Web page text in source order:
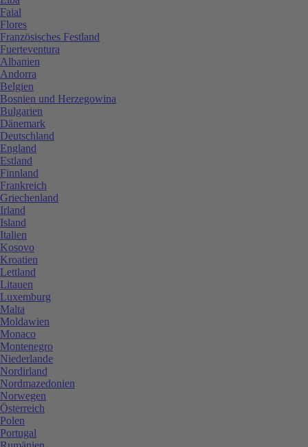
Faial
Flores
Französisches Festland
Fuerteventura
Albanien
Andorra
Belgien
Bosnien und Herzegowina
Bulgarien
Dänemark
Deutschland
England
Estland
Finnland
Frankreich
Griechenland
Irland
Island
Italien
Kosovo
Kroatien
Lettland
Litauen
Luxemburg
Malta
Moldawien
Monaco
Montenegro
Niederlande
Nordirland
Nordmazedonien
Norwegen
Österreich
Polen
Portugal